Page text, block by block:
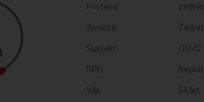
Profese:
Živnosti:
Subjekt: OSVČ
DPH:
Věk: 54 let